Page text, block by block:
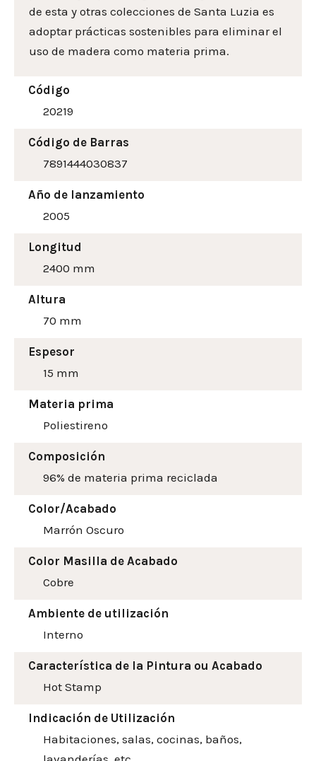
de esta y otras colecciones de Santa Luzia es
adoptar prácticas sostenibles para eliminar el
uso de madera como materia prima.
Código
20219
Código de Barras
7891444030837
Año de lanzamiento
2005
Longitud
2400 mm
Altura
70 mm
Espesor
15 mm
Materia prima
Poliestireno
Composición
96% de materia prima reciclada
Color/Acabado
Marrón Oscuro
Color Masilla de Acabado
Cobre
Ambiente de utilización
Interno
Característica de la Pintura ou Acabado
Hot Stamp
Indicación de Utilización
Habitaciones, salas, cocinas, baños,